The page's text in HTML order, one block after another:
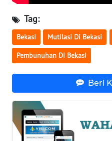
Tag:
Bekasi Mutilasi Di Bekasi
Pembunuhan Di Bekasi
Beri
WN
SULTRA
WN
NTB
SULTENG
WN
SULBAR